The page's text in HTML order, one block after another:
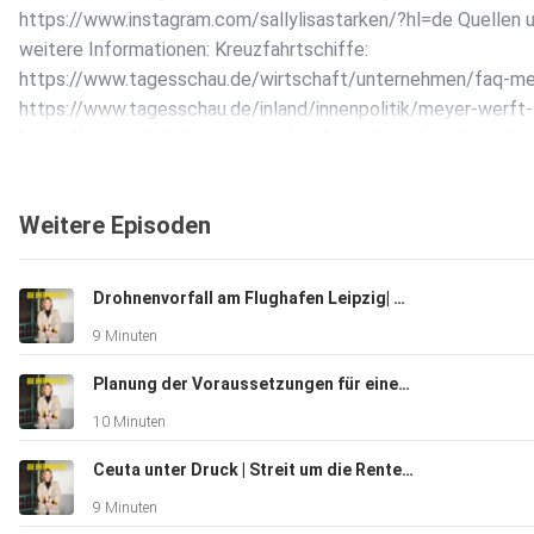
https://www.instagram.com/sallylisastarken/?hl=de Quellen
weitere Informationen: Kreuzfahrtschiffe:
https://www.tagesschau.de/wirtschaft/unternehmen/faq-
https://www.tagesschau.de/inland/innenpolitik/meyer-
https://www.ndr.de/nachrichten/niedersachsen/
https://taz.de/Rechte-Gewalt/!6031827/ BSW:
4013-b02d-5b748a8fb3ed
Good News:
https://www.sueddeutsche.de/wirtschaft/
Weitere Episoden
Drohnenvorfall am Flughafen Leipzig| Einigung zwischen dem Iran und Oman | Nachfolge von Bundespräsident Steinmeier
9 Minuten
Planung der Voraussetzungen für einen Zivildienst | Sondersitzung zum Anschlag auf dem CSD | Klagen gegen Trumps Zölle
10 Minuten
Ceuta unter Druck | Streit um die Rente mit 63 | Trump stoppt Iran-Angriffe
9 Minuten